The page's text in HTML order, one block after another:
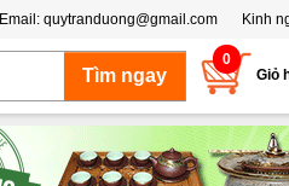
Email: quytranduong@gmail.com Kinh
0
Giỏ